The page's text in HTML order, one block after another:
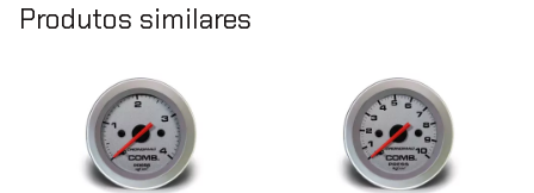
Produtos similares